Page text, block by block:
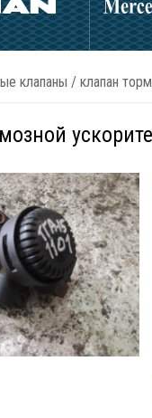
клапаны / клапан